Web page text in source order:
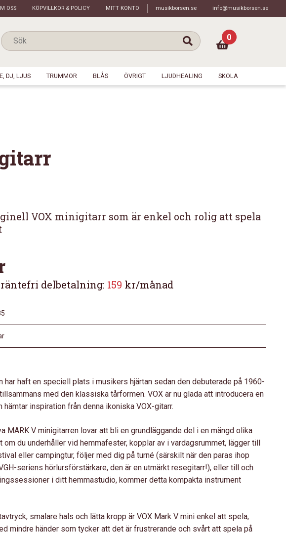
OSS KÖPVILLKOR & POLICY MITT KONTO musikborsen.se info@musikborsen.se
0
DJ, LJUS TRUMMOR BLÅS ÖVRIGT LJUDHEALING SKOLA
VOX minigitarr som är enkel och rolig att spela
räntefri delbetalning: 159 kr/månad
har haft en speciell plats i musikers hjärtan sedan den debuterade på 1960-
med den klassiska tårformen. VOX är nu glada att introducera en
inspiration från denna ikoniska VOX-gitarr.
MARK V minigitarren lovar att bli en grundläggande del i en mängd olika
om du underhåller vid hemmafester, kopplar av i vardagsrummet, lägger till
eller campingtur, följer med dig på turné (särskilt när den paras ihop
seriens hörlursförstärkare, den är en utmärkt resegitarr!), eller till och
i ditt hemmastudio, kommer detta kompakta instrument
smalare hals och lätta kropp är VOX Mark V mini enkel att spela,
mindre händer som tycker att det är frustrerande och svårt att spela på